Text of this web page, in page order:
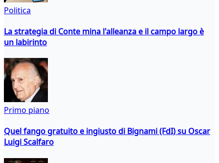
Politica
La strategia di Conte mina l'alleanza e il campo largo è
un labirinto
Primo piano
Quel fango gratuito e ingiusto di Bignami (FdI) su Oscar
Luigi Scalfaro